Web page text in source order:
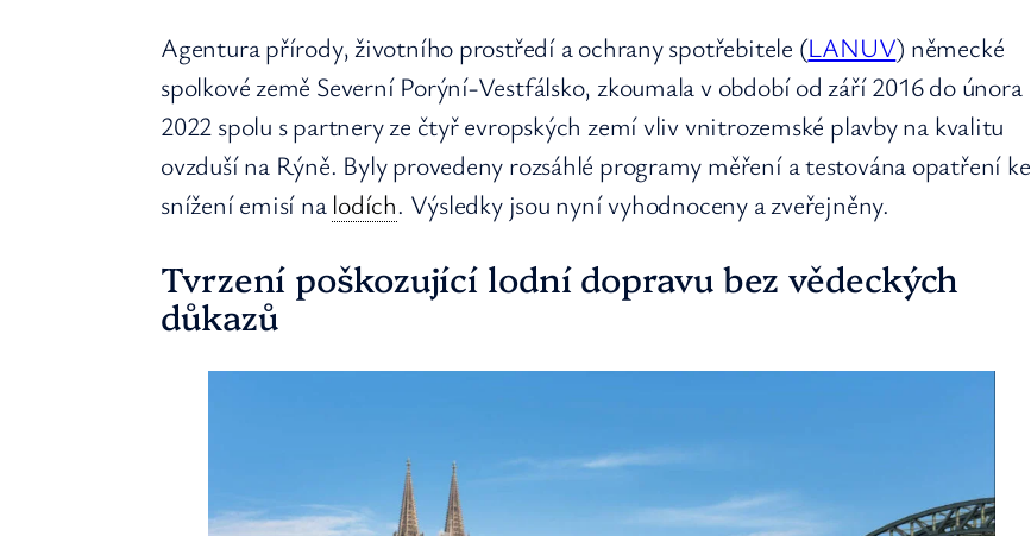
Agentura přírody, životního prostředí a ochrany spotřebitele (LANUV) německé
spolkové země Severní Porýní-Vestfálsko, zkoumala v období od září 2016 do února
2022 spolu s partnery ze čtyř evropských zemí vliv vnitrozemské plavby na kvalitu
ovzduší na Rýně. Byly provedeny rozsáhlé programy měření a testována opatření ke
snížení emisí na lodích. Výsledky jsou nyní vyhodnoceny a zveřejněny.
Tvrzení poškozující lodní dopravu bez vědeckých
důkazů